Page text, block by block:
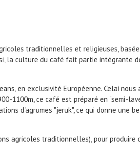
traditionnelles et religieuses,
la culture du café fait partie intégrante
en exclusivité Européenne. Celai
1100m, ce café est préparé en "semi-
d'agrumes "jeruk", ce qui donne une
agricoles traditionnelles), pour produire